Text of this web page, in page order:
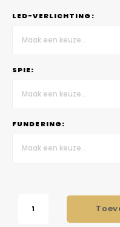
LED-VERLICHTING:
Maak een keuze...
SPIE:
Maak een keuze...
FUNDERING:
Maak een keuze...